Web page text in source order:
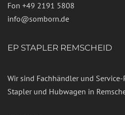
Fon +49 2191 5808
info@somborn.de
EP STAPLER REMSCHEID
Wir sind Fachhändler und
Stapler und Hubwagen in